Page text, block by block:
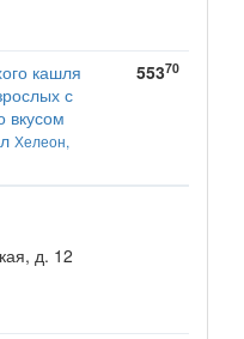
кашля
с
вкусом
Хелеон,
55370
д. 12